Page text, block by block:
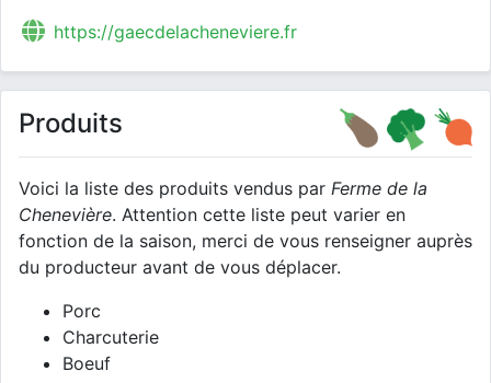
https://gaecdelacheneviere.fr
Produits
Voici la liste des produits vendus par Ferme de la
Chenevière. Attention cette liste peut varier en
fonction de la saison, merci de vous renseigner auprès
du producteur avant de vous déplacer.
Porc
Charcuterie
Boeuf